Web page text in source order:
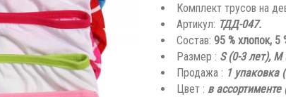
Комплект трусов на
Артикул: ТДД-047.
Состав: 95 % хлопок, 5
Размер : S (0-3 лет),
Продажа : 1 упаковка
Цвет : в